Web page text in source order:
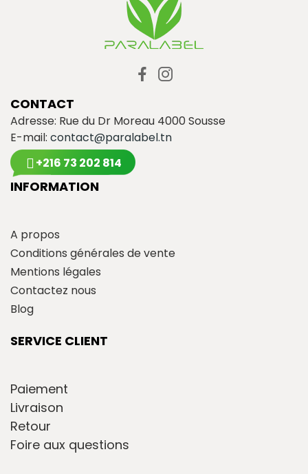
CONTACT
Adresse: Rue du Dr Moreau 4000 Sousse
E-mail: contact@paralabel.tn
+216 73 202 814
INFORMATION
A propos
Conditions générales de vente
Mentions légales
Contactez nous
Blog
SERVICE CLIENT
Paiement
Livraison
Retour
Foire aux questions